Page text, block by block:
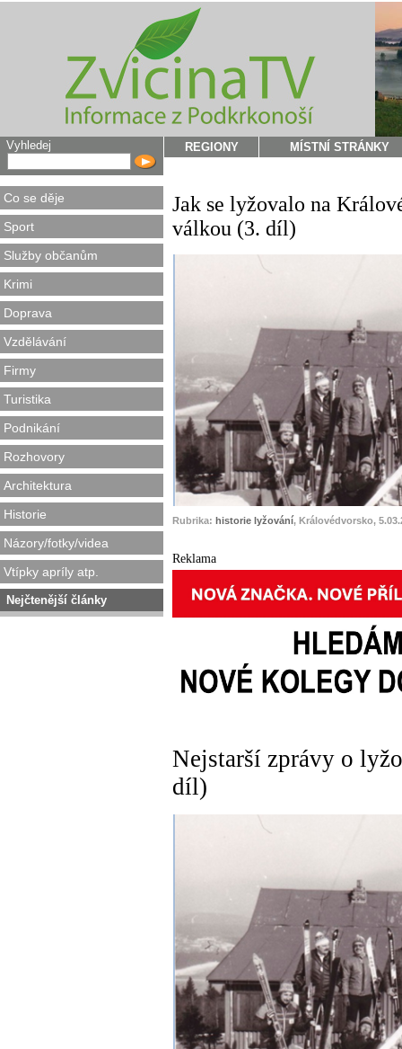
Vyhledej
Co se děje
Sport
Služby občanům
Krimi
Doprava
Vzdělávání
Firmy
Turistika
Podnikání
Rozhovory
Architektura
Historie
Názory/fotky/videa
Vtípky apríly atp.
Nejčtenější články
REGIONY MÍSTNÍ STRÁNKY
Jak se lyžovalo na
válkou (3. díl)
Rubrika: historie lyžování, Královédvorsko,
Reklama
Nejstarší zprávy o
díl)